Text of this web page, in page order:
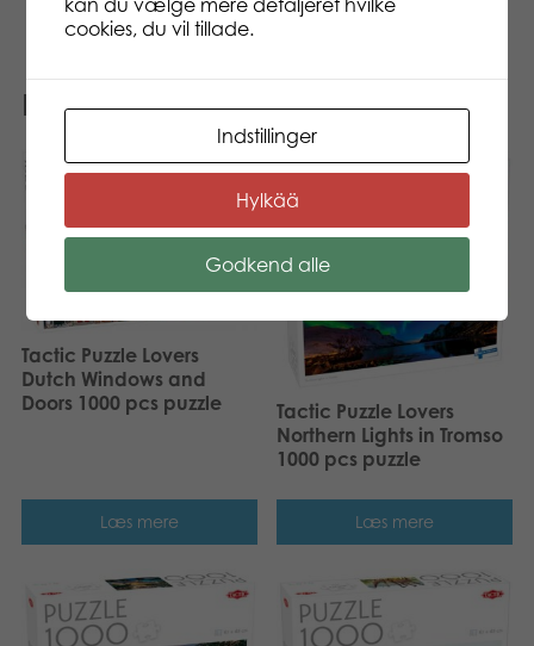
Relaterede varer
Tactic Puzzle Lovers
Dutch Windows and
Doors 1000 pcs puzzle
Læs mere
Tactic Puzzle Lovers
Northern Lights in Tromso
1000 pcs puzzle
Læs mere
kan du vælge mere detaljeret hvilke
cookies, du vil tillade.
Indstillinger
Hylkää
Godkend alle